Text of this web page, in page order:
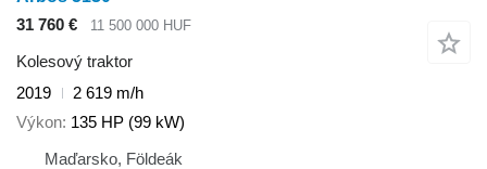
31 760 €
11 500 000 HUF
Kolesový traktor
2019
2 619 m/h
Výkon 135 HP (99 kW)
Maďarsko, Földeák